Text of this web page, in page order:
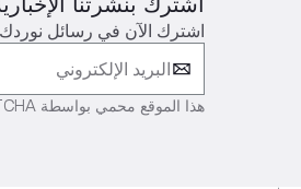
اشترك الآن في رسائل نوردك
هذا الموقع محمي بواسطة reCAPTCHA، كما تنطبق عليه